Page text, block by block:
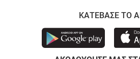
ΚΑΤΕΒΑΣΕ ΤΟ